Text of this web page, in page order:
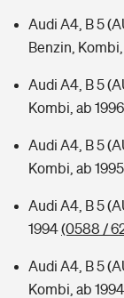
Audi A4, B 5
Benzin,
Audi A4, B 5
Kombi, ab 1996
Audi A4, B 5
Kombi, ab 1995
Audi A4, B 5
1994(0588 /
Audi A4, B 5
Kombi, ab 1994